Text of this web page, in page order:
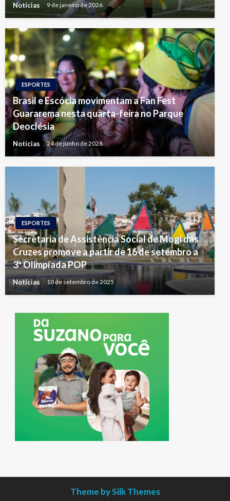
Notícias 9 de janeiro de 2026
ESPORTES
Brasil e Escócia movimentam a Fan Fest
Guararema nesta quarta-feira no Parque
Deoclésia
Notícias 24 de junho de 2026
ESPORTES
Secretaria de Assistência Social de Mogi das
Cruzes promove a partir de 16 de setembro a
3ª Olimpíada POP
Notícias 10 de setembro de 2025
Theme by Silk Themes